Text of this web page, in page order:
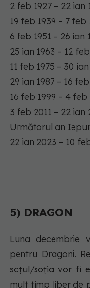
2 feb 1927 – 22
19 feb 1939 – 7
6 feb 1951 – 26
25 ian 1963 – 12
11 feb 1975 – 30
29 ian 1987 – 16
16 feb 1999 – 4
3 feb 2011 – 22
Următorul an
22 ian 2023 – 10
5) DRAGON
Luna
pentru Dragoni.
soțul/soția vor fi
mult timp liber de